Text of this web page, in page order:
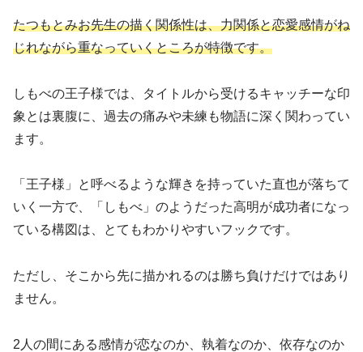
たつもとみお先生の描く関係性は、力関係と恋愛感情がね
じれながら重なっていくところが特徴です。
しもべの王子様では、タイトルから受けるキャッチーな印
象とは裏腹に、過去の痛みや未練も物語に深く関わってい
ます。
「王子様」と呼べるような輝きを持っていた直也が落ちて
いく一方で、「しもべ」のようだった高明が成功者になっ
ている構図は、とてもわかりやすいフックです。
ただし、そこから先に描かれるのは勝ち負けだけではあり
ません。
2人の間にある感情が恋なのか、執着なのか、依存なのか